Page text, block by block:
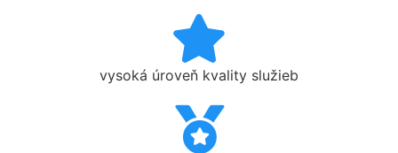
vysoká úroveň kvality služieb